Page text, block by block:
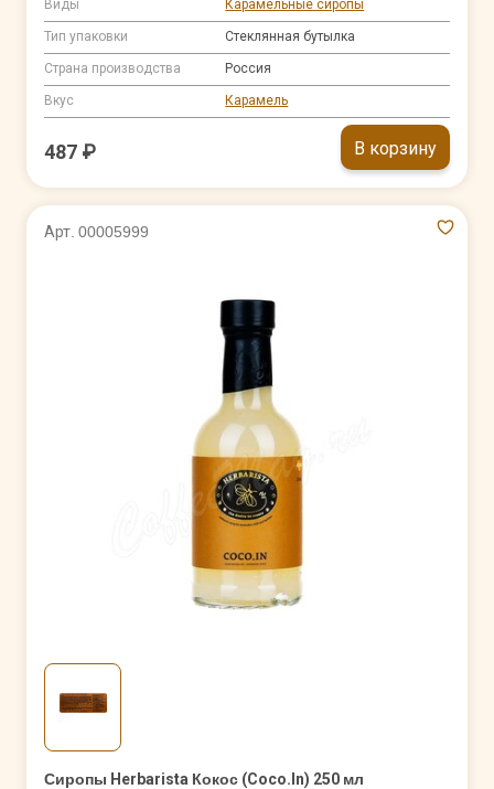
Виды Карамельные сиропы
Тип упаковки Стеклянная бутылка
Страна производства Россия
Вкус Карамель
487 ₽ В корзину
Арт. 00005999
Сиропы Herbarista Кокос (Coco.In) 250 мл